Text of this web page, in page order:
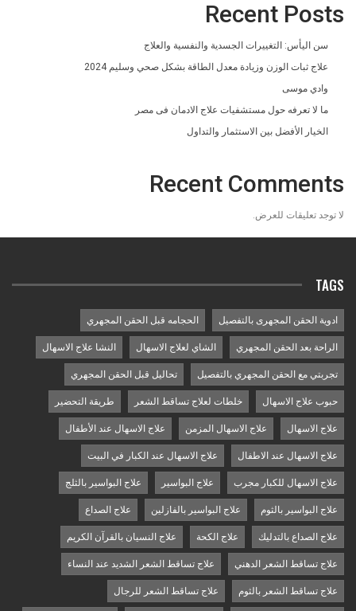
Recent Posts
سن اليأس: التغييرات الجسدية والنفسية والعلاج
علاج ثبات الوزن وزيادة معدل الطاقة بشكل صحي وسليم 2024
وادي موسى
ما لا تعرفه حول مستشفيات علاج الادمان فى مصر
الخيار الأفضل بين الاستثمار والتداول
Recent Comments
لا توجد تعليقات للعرض.
TAGS
ادوية الحقن المجهرى بالتفصيل الحجامه قبل الحقن المجهري
الراحة بعد الحقن المجهري الشاي لعلاج الاسهال النشا علاج الاسهال
تجربتي مع الحقن المجهري بالتفصيل تحاليل قبل الحقن المجهري
حبوب علاج الاسهال خلطات لعلاج تساقط الشعر طريقة التحضير
علاج الاسهال علاج الاسهال المزمن علاج الاسهال عند الأطفال
علاج الاسهال عند الاطفال علاج الاسهال عند الكبار في البيت
علاج الاسهال للكبار مجرب علاج البواسير علاج البواسير بالثلج
علاج البواسير بالثوم علاج البواسير بالفازلين علاج الصداع
علاج الصداع بالتدليك علاج الكحة علاج النسيان بالقرآن الكريم
علاج تساقط الشعر الدهني علاج تساقط الشعر الشديد عند النساء
علاج تساقط الشعر بالثوم علاج تساقط الشعر للرجال